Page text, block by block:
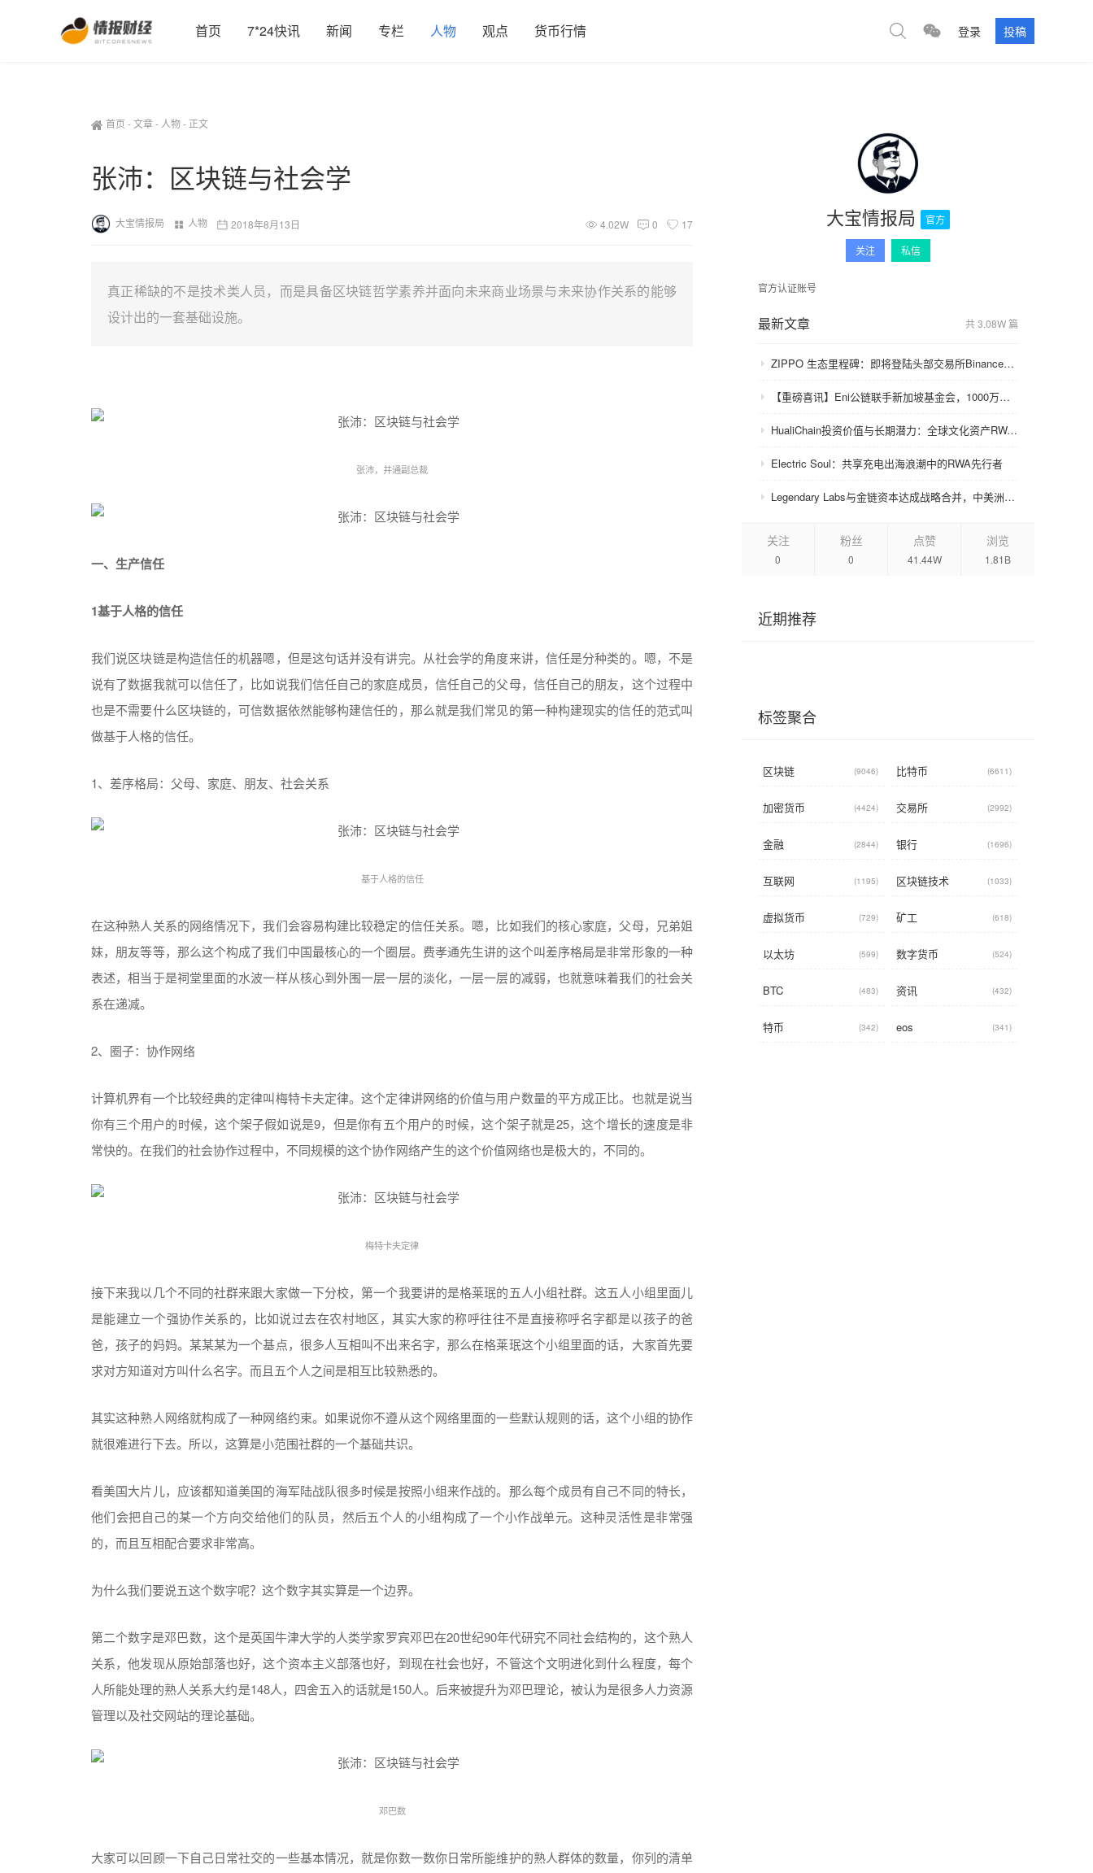
首页 7*24快讯 新闻 专栏 人物 观点 货币行情 登录 投稿
首页 -文章- 人物- 正文
张沛：区块链与社会学
大宝情报局 人物 2018年8月13日 4.02W 0 17
真正稀缺的不是技术类人员，而是具备区块链哲学素养并面向未来商业场景与未来协作关系的能够
设计出的一套基础设施。
张沛，井通副总裁
一、 生产信任
1基于人格的信任
我们说区块链是构造信任的机器嗯，但是这句话并没有讲完。从社会学的角度来讲，信任是分种类的。嗯，不是
说有了数据我就可以信任了，比如说我们信任自己的家庭成员，信任自己的父母，信任自己的朋友，这个过程中
也是不需要什么区块链的，可信数据依然能够构建信任的，那么就是我们常见的第一种构建现实的信任的范式叫
做基于人格的信任。
1、差序格局：父母、家庭、朋友、社会关系
基于人格的信任
在这种熟人关系的网络情况下，我们会容易构建比较稳定的信任关系。嗯，比如我们的核心家庭，父母，兄弟姐
妹，朋友等等，那么这个构成了我们中国最核心的一个圈层。费孝通先生讲的这个叫差序格局是非常形象的一种
表述，相当于是祠堂里面的水波一样从核心到外围一层一层的淡化，一层一层的减弱，也就意味着我们的社会关
系在递减。
2、圈子：协作网络
计算机界有一个比较经典的定律叫梅特卡夫定律。这个定律讲网络的价值与用户数量的平方成正比。也就是说当
你有三个用户的时候，这个架子假如说是9，但是你有五个用户的时候，这个架子就是25，这个增长的速度是非
常快的。在我们的社会协作过程中，不同规模的这个协作网络产生的这个价值网络也是极大的，不同的。
梅特卡夫定律
接下来我以几个不同的社群来跟大家做一下分校，第一个我要讲的是格莱珉的五人小组社群。这五人小组里面儿
是能建立一个强协作关系的，比如说过去在农村地区，其实大家的称呼往往不是直接称呼名字都是以孩子的爸
爸，孩子的妈妈。某某某为一个基点，很多人互相叫不出来名字，那么在格莱珉这个小组里面的话，大家首先要
求对方知道对方叫什么名字。而且五个人之间是相互比较熟悉的。
其实这种熟人网络就构成了一种网络约束。如果说你不遵从这个网络里面的一些默认规则的话，这个小组的协作
就很难进行下去。所以，这算是小范围社群的一个基础共识。
看美国大片儿，应该都知道美国的海军陆战队很多时候是按照小组来作战的。那么每个成员有自己不同的特长，
他们会把自己的某一个方向交给他们的队员，然后五个人的小组构成了一个小作战单元。这种灵活性是非常强
的，而且互相配合要求非常高。
为什么我们要说五这个数字呢？这个数字其实算是一个边界。
第二个数字是邓巴数，这个是英国牛津大学的人类学家罗宾邓巴在20世纪90年代研究不同社会结构的，这个熟人
关系，他发现从原始部落也好，这个资本主义部落也好，到现在社会也好，不管这个文明进化到什么程度，每个
人所能处理的熟人关系大约是148人，四舍五入的话就是150人。后来被提升为邓巴理论，被认为是很多人力资源
管理以及社交网站的理论基础。
邓巴数
大家可以回顾一下自己日常社交的一些基本情况，就是你数一数你日常所能维护的熟人群体的数量，你列的清单
大宝情报局 官方
关注 私信
官方认证账号
最新文章 共 3.08W 篇
ZIPPO 生态里程碑：即将登陆头部交易所Binance，GameFi 与通缩模型开启价值飞轮
【重磅喜讯】Eni公链联手新加坡基金会，1000万美金赋能众环CRC！
HualiChain投资价值与长期潜力：全球文化资产RWA赛道的基础设施级机会正在形成
Electric Soul：共享充电出海浪潮中的RWA先行者
Legendary Labs与金链资本达成战略合并，中美洲牌照加持助力生态升级
关注
0
粉丝
0
点赞
41.44W
浏览
1.81B
近期推荐
标签聚合
区块链 (9046) 比特币 (6611)
加密货币 (4424) 交易所 (2992)
金融 (2844) 银行 (1696)
互联网 (1195) 区块链技术 (1033)
虚拟货币 (729) 矿工 (618)
以太坊 (599) 数字货币 (524)
BTC (483) 资讯 (432)
特币 (342) eos (341)